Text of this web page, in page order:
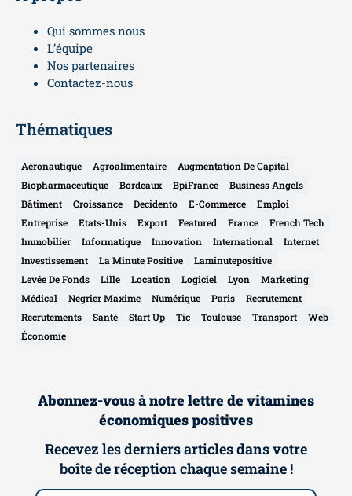
Qui sommes nous
L’équipe
Nos partenaires
Contactez-nous
Thématiques
Aeronautique Agroalimentaire
Augmentation De Capital
Biopharmaceutique
Bordeaux BpiFrance
Business Angels
Bâtiment
Croissance Decidento E-Commerce
Emploi
Entreprise
Etats-Unis Export Featured France
French Tech
Immobilier
Informatique Innovation International
Internet
Investissement
La Minute Positive
Laminutepositive
Levée De Fonds
Lille Location Logiciel Lyon
Marketing
Médical
Negrier Maxime Numérique Paris
Recrutement
Recrutements
Santé Start Up Tic Toulouse Transport
Web
Économie
Abonnez-vous à notre lettre de vitamines
économiques positives
Recevez les derniers articles dans votre
boîte de réception chaque semaine !